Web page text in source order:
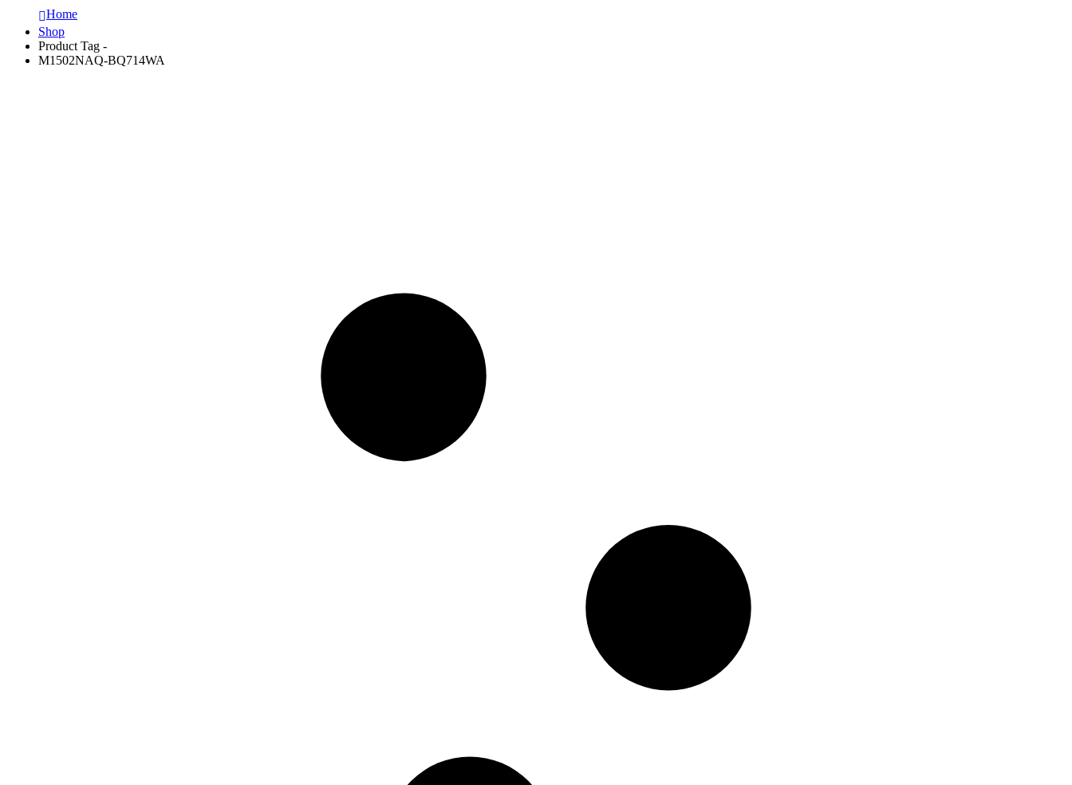
Home
Shop
Product Tag -
M1502NAQ-BQ714WA